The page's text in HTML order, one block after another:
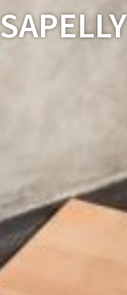
SAPELLY